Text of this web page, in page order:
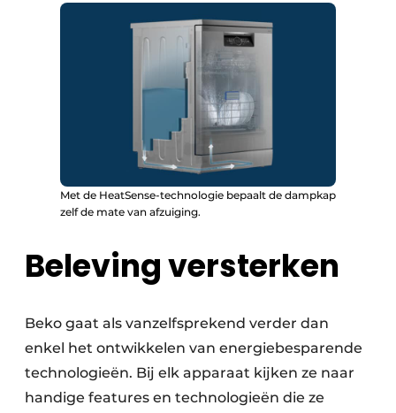
Met de HeatSense-technologie bepaalt de dampkap
zelf de mate van afzuiging.
Beleving versterken
Beko gaat als vanzelfsprekend verder dan
enkel het ontwikkelen van energiebesparende
technologieën. Bij elk apparaat kijken ze naar
handige features en technologieën die ze